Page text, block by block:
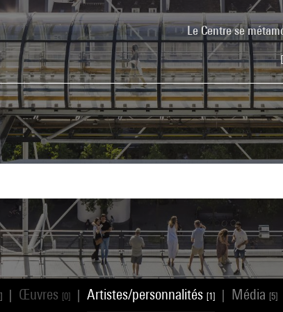
Le Centre se
Œuvres [0] Artistes/personnalités [1] Média [5]